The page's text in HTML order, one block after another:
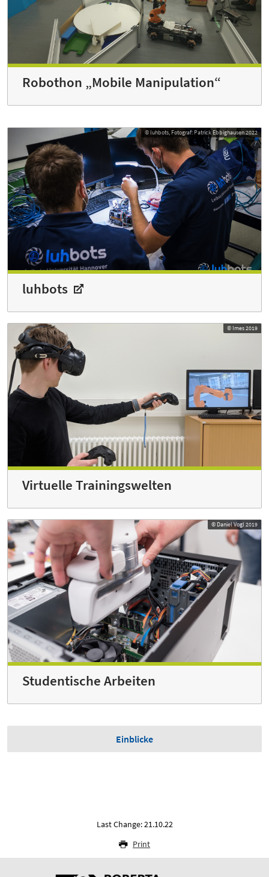
Robothon „Mobile Manipulation“
© luhbots, Fotograf: Patrick Ebbighausen 2022
luhbots
© Imes 2019
Virtuelle Trainingswelten
© Daniel Vogl 2019
Studentische Arbeiten
Einblicke
Last Change: 21.10.22
Print